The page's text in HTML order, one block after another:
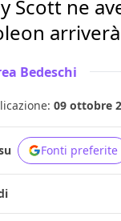
Scott ne
Bedeschi
09 ottobre
Fonti preferite